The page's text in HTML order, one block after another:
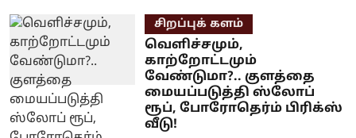
சிறப்புக் களம்
வெளிச்சமும்,
காற்றோட்டமும்
வேண்டுமா?.. குளத்தை
மையப்படுத்தி ஸ்லோப்
ரூப், போரோதெர்ம் பிரிக்ஸ்
வீடு!